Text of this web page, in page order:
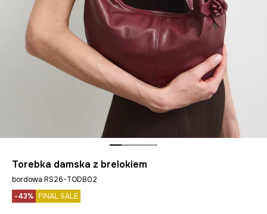
Torebka damska z brelokiem
bordowa RS26-TODB02
-43% FINAL SALE